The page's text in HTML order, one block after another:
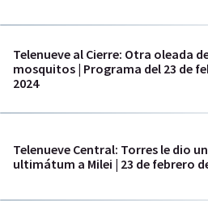
Telenueve al Cierre: Otra oleada
mosquitos | Programa del 23 de
2024
Telenueve Central: Torres le dio un
ultimátum a Milei | 23 de febrero